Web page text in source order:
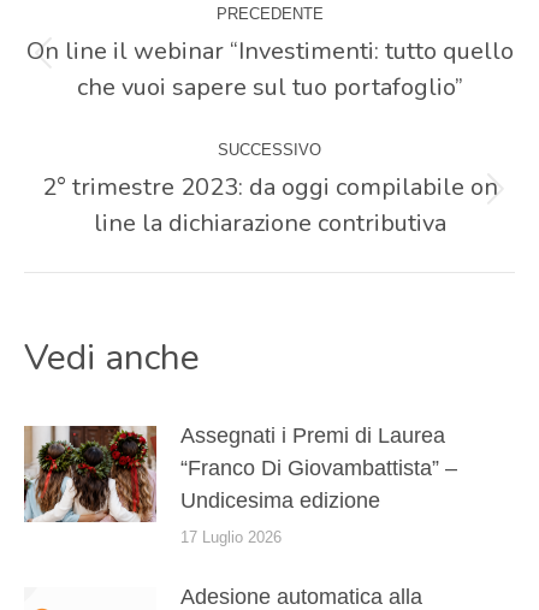
tra
post
PRECEDENTE
precedente:
On line il webinar “Investimenti: tutto quello
che vuoi sapere sul tuo portafoglio”
SUCCESSIVO
Prossimo
post:
2° trimestre 2023: da oggi compilabile on
line la dichiarazione contributiva
Vedi anche
Assegnati i Premi di Laurea
“Franco Di Giovambattista” –
Undicesima edizione
17 Luglio 2026
Adesione automatica alla